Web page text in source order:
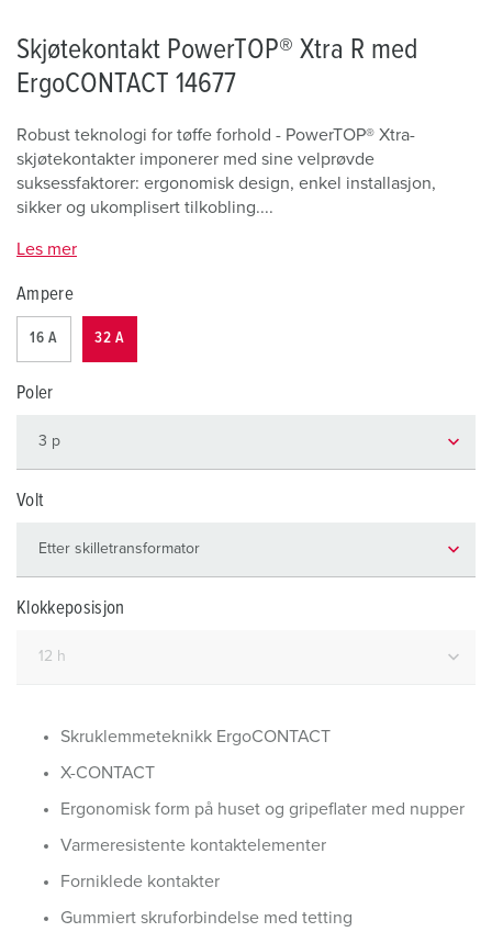
Skjøtekontakt PowerTOP® Xtra R med
ErgoCONTACT 14677
Robust teknologi for tøffe forhold - PowerTOP® Xtra-
skjøtekontakter imponerer med sine velprøvde
suksessfaktorer: ergonomisk design, enkel installasjon,
sikker og ukomplisert tilkobling....
Les mer
Ampere
16 A 32 A
Poler
Volt
Klokkeposisjon
Skruklemmeteknikk ErgoCONTACT
X-CONTACT
Ergonomisk form på huset og gripeflater med nupper
Varmeresistente kontaktelementer
Forniklede kontakter
Gummiert skruforbindelse med tetting